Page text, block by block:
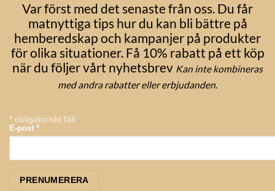
Var först med det senaste från oss. Du får
matnyttiga tips hur du kan bli bättre på
hemberedskap och kampanjer på produkter
för olika situationer. Få 10% rabatt på ett köp
när du följer vårt nyhetsbrev Kan inte kombineras
med andra rabatter eller erbjudanden.
* obligatoriskt fält
E-post *